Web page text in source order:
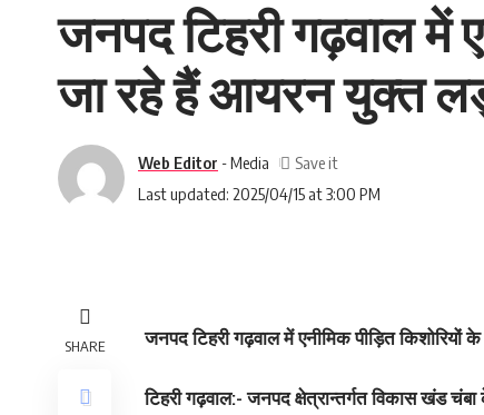
जनपद टिहरी गढ़वाल में
जा रहे हैं आयरन युक्त
Last updated: 2025/04/15 at 3:00 PM
Web Editor - Media
SHARE जनपद टिहरी गढ़वाल में एनीमिक पीड़ित
टिहरी गढ़वाल:-जनपद क्षेत्रान्तर्गत विकास खंड चंबा